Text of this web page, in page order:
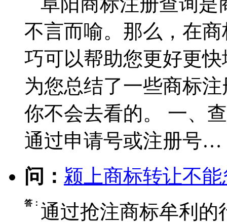
不言而喻。那么，在
巧可以帮助您更好更
为您总结了一些商标
你不会去看的。 一、
通过申请号或注册号…
问： 颍上商标转让不
答： 通过抢注商标牟利的